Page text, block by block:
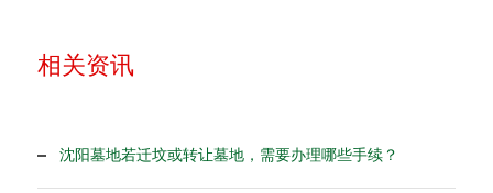
相关资讯
沈阳墓地若迁坟或转让墓地，需要办理哪些手续？